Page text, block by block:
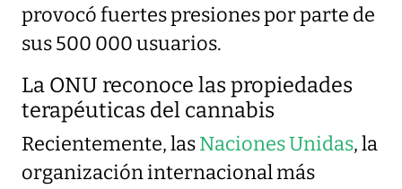
provocó fuertes presiones por parte de
sus 500 000 usuarios.
La ONU reconoce las propiedades
terapéuticas del cannabis
Recientemente, lasNaciones Unidas, la
organización internacional más